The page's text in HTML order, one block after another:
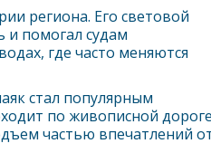
региона. Его световой
и помогал судам
где часто меняются
стал популярным
по живописной дороге
частью впечатлений